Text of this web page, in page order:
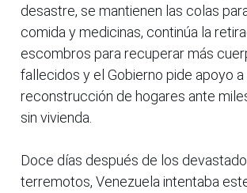
desastre, se mantienen las colas
comida y medicinas, continúa la
escombros para recuperar más
fallecidos y el Gobierno pide apoyo a
reconstrucción de hogares ante
sin vivienda.
Doce días después de los
terremotos, Venezuela intentaba